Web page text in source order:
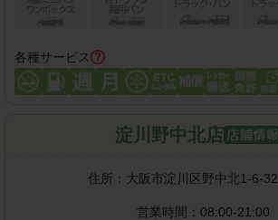
各種サービス
淀川野中北店
住所： 大阪市淀川区野中北1-6-32
営業時間： 08:00-21:00